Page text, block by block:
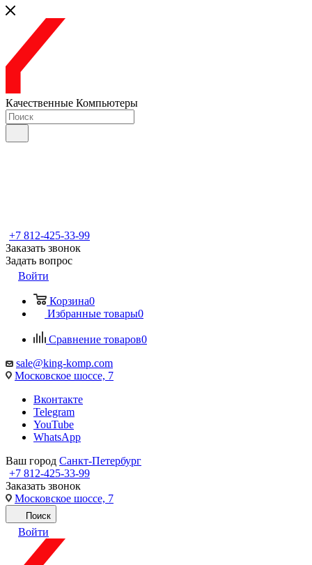
Качественные Компьютеры
+7 812-425-33-99
Заказать звонок
Задать вопрос
Войти
Корзина0
Избранные товары0
Сравнение товаров0
sale@king-komp.com
Московское шоссе, 7
Вконтакте
Telegram
YouTube
WhatsApp
Ваш город Санкт-Петербург
+7 812-425-33-99
Заказать звонок
Московское шоссе, 7
Поиск
Войти